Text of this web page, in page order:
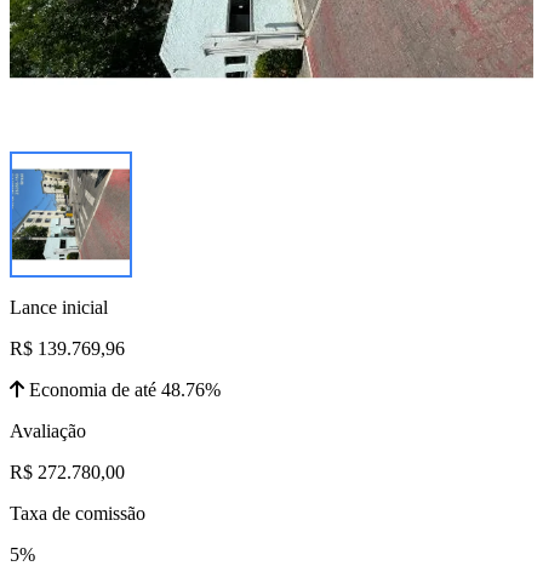
Lance inicial
R$ 139.769,96
Economia de até 48.76%
Avaliação
R$ 272.780,00
Taxa de comissão
5%